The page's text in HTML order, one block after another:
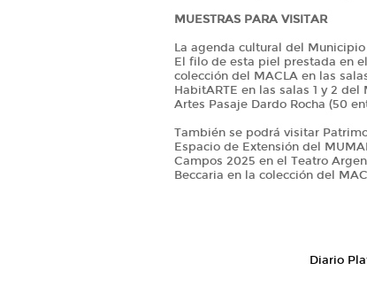
MUESTRAS PARA VISITAR
La agenda cultural del
El filo de esta piel prestada en
colección del MACLA en las
HabitARTE en las salas 1 y 2
Artes Pasaje Dardo Rocha (50
También se podrá visitar
Espacio de Extensión del
Campos 2025 en el Teatro
Beccaria en la colección del
Diario